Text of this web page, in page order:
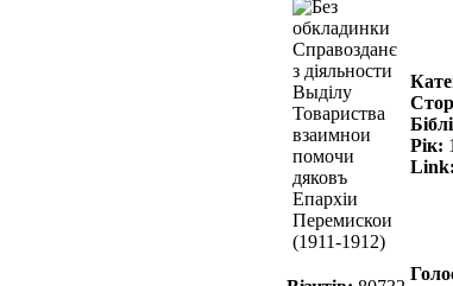
Рік:
Link: